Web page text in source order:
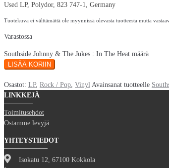
Used LP, Polydor, 823 747-1, Germany
Tuotekuva ei välttämättä ole myynnissä olevasta tuotteesta mutta
Varastossa
Southside Johnny & The Jukes : In The Heat määrä
LISÄÄ KORIIN
Osastot: LP, Rock / Pop Vinyl Avainsanat tuotteelle
LINKKEJÄ
Toimitusehdot
Ostamme levyjä
YHTEYSTIEDOT
Isokatu 12, 67100 Kokkola